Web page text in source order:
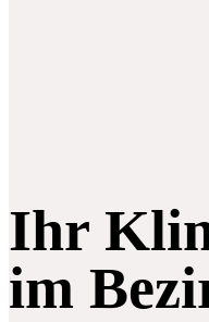
Ihr
im